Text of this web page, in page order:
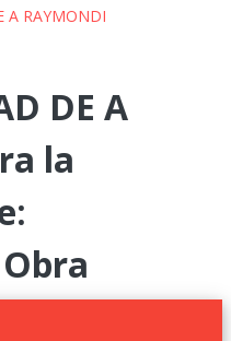
A RAYMONDI
DE A
la